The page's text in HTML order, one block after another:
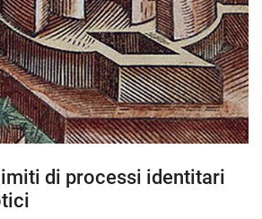
di processi identitari